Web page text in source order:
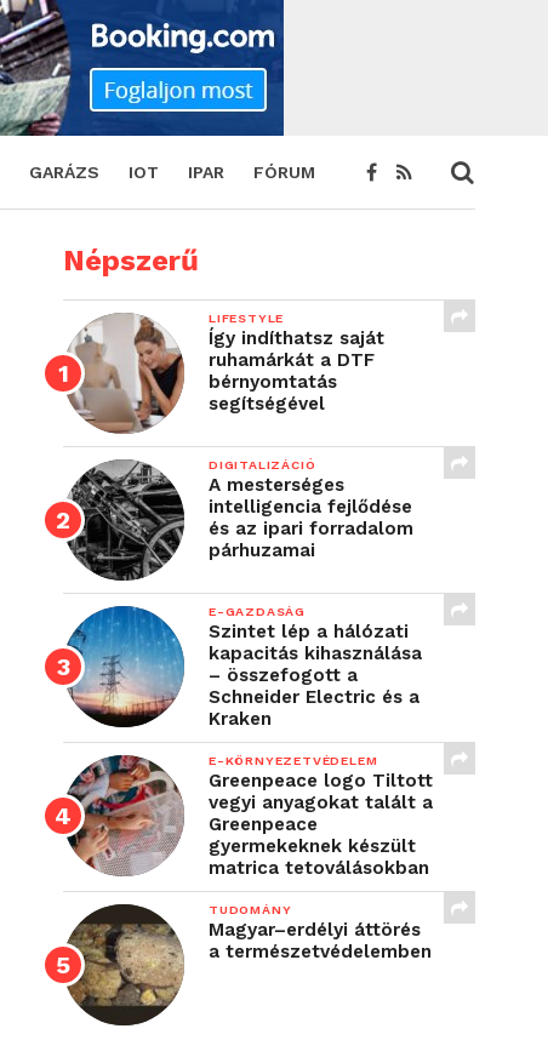
GARÁZS IOT IPAR FÓRUM
Népszerű
LIFESTYLE
Így indíthatsz saját
ruhamárkát a DTF
bérnyomtatás
segítségével
DIGITALIZÁCIÓ
A mesterséges
intelligencia fejlődése
és az ipari forradalom
párhuzamai
E-GAZDASÁG
Szintet lép a hálózati
kapacitás kihasználása
– összefogott a
Schneider Electric és a
Kraken
E-KÖRNYEZETVÉDELEM
Greenpeace logo Tiltott
vegyi anyagokat talált a
Greenpeace
gyermekeknek készült
matrica tetoválásokban
TUDOMÁNY
Magyar–erdélyi áttörés
a természetvédelemben